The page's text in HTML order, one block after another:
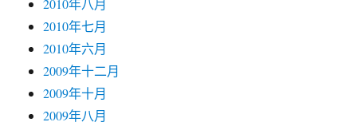
2010年八月
2010年七月
2010年六月
2009年十二月
2009年十月
2009年八月